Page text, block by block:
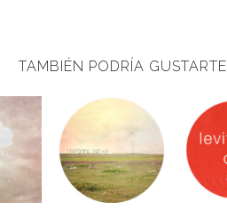
TAMBIÉN PODRÍA GUSTARTE